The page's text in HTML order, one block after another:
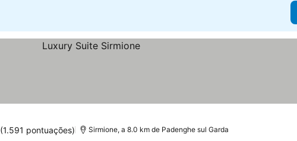
(1.591 pontuações) Sirmione, a 8.0 km de Padenghe sul Garda